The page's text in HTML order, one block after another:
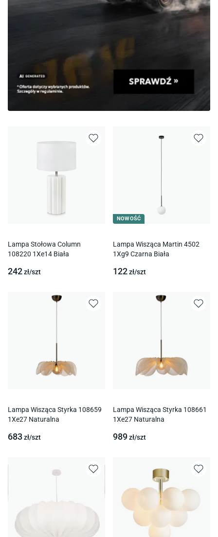
Lampa Stołowa Column
108220 1Xe14 Biała
242zł/szt
NOWOŚĆ
Lampa Wisząca Martin 4502
1Xg9 Czarna Biała
122zł/szt
Lampa Wisząca Styrka 108659
1Xe27 Naturalna
683zł/szt
Lampa Wisząca Styrka 108661
1Xe27 Naturalna
989zł/szt